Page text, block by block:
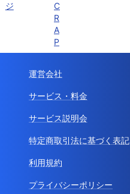
ジ
C
R
A
P
運営会社
サービス・料金
サービス説明会
特定商取引法に基づく表記
利用規約
プライバシーポリシー